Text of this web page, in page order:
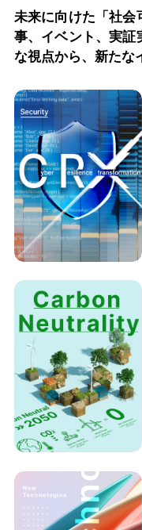
未来に向けた「社会
事、イベント、実証
な視点から、新たな